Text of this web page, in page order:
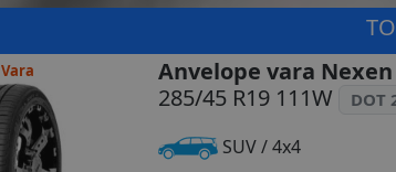
Vara
Anvelope vara
285/45 R19 111W
DOT
SUV / 4x4